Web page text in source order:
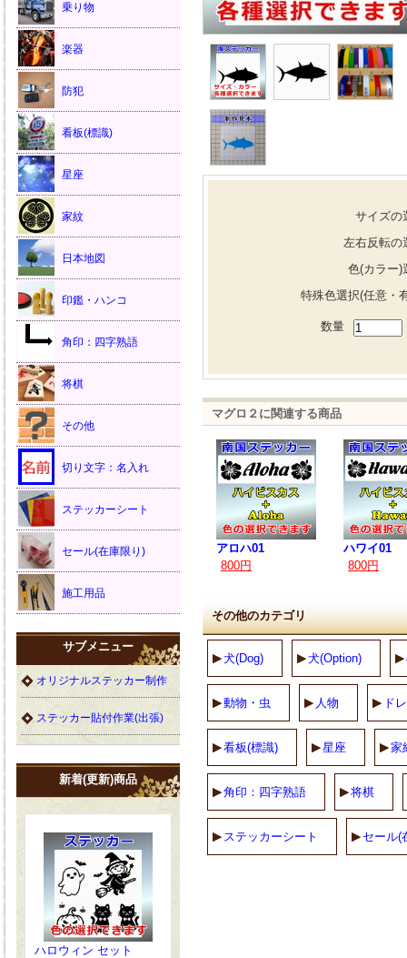
サイズの
左右反転の
色(カラー)
特殊色選択(任意・
数量
マグロ２に関連する商品
アロハ01
800円
ハワイ01
800円
その他のカテゴリ
犬(Dog) 犬(Option)
動物・虫 人物 ド
看板(標識) 星座 家
角印：四字熟語 将棋
ステッカーシート セール(
乗り物
楽器
防犯
看板(標識)
星座
家紋
日本地図
印鑑・ハンコ
角印：四字熟語
将棋
その他
切り文字：名入れ
ステッカーシート
セール(在庫限り)
施工用品
サブメニュー
オリジナルステッカー制作
ステッカー貼付作業(出張)
新着(更新)商品
ハロウィン セット